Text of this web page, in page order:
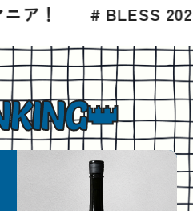
2026年8月号 # グル